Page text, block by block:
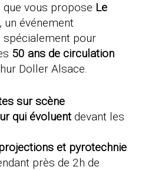
que vous propose Le
un événement
spécialement pour
50 ans de circulation
Doller Alsace.
sur scène
qui évoluentdevant les
et pyrotechnie
près de 2h de